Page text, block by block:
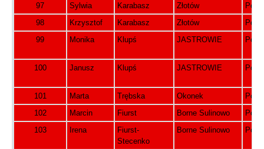
97
Sylwia Karabasz Złotów
98
Krzysztof Karabasz Złotów
99
Monika Klupś JASTROWIE
100 Janusz Klupś JASTROWIE
101 Marta Trębska Okonek
102
Marcin Fiurst Borne Sulinowo
103
Irena
Fiurst-
Stecenko
Borne Sulinowo